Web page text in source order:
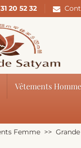
20 52 32
Vêtements Homme
Femme